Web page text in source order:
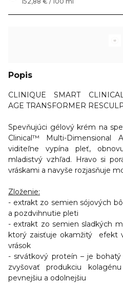
Popis
CLINIQUE SMART
AGE TRANSFORMER
Spevňujúci gélový krém na
Clinical™ Multi-Dimensional
viditeľne vypína pleť,
mladistvý vzhľad. Hravo si
vráskami a navyše rozjasňuje
Zloženie:
- extrakt zo semien sójových
a pozdvihnutie pleti
- extrakt zo semien sladkých
ktorý zaisťuje okamžitý efekt
vrások
-srvátkový proteín – je
zvyšovať produkciu
pevnejšiu a odolnejšiu